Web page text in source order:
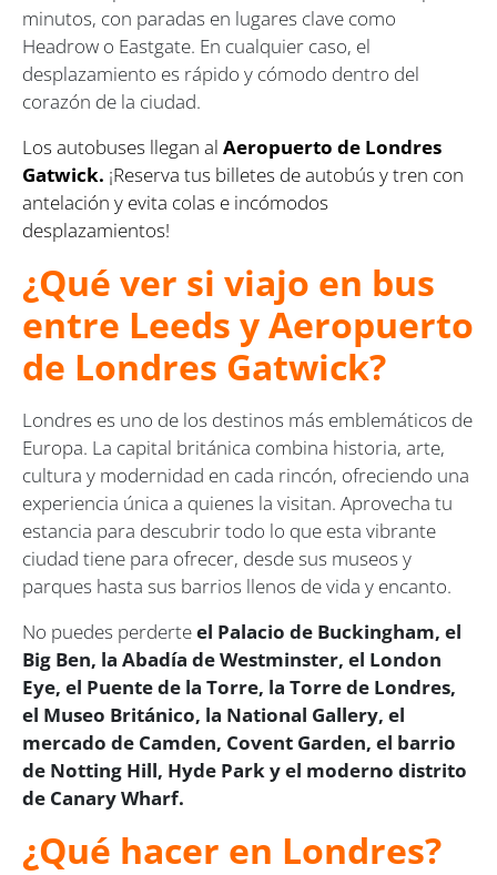
minutos, con paradas en lugares clave como
Headrow o Eastgate. En cualquier caso, el
desplazamiento es rápido y cómodo dentro del
corazón de la ciudad.
Los autobuses llegan al Aeropuerto de Londres
Gatwick. ¡Reserva tus billetes de autobús y tren con
antelación y evita colas e incómodos
desplazamientos!
¿Qué ver si viajo en bus
entre Leeds y Aeropuerto
de Londres Gatwick?
Londres es uno de los destinos más emblemáticos de
Europa. La capital británica combina historia, arte,
cultura y modernidad en cada rincón, ofreciendo una
experiencia única a quienes la visitan. Aprovecha tu
estancia para descubrir todo lo que esta vibrante
ciudad tiene para ofrecer, desde sus museos y
parques hasta sus barrios llenos de vida y encanto.
No puedes perderteel Palacio de Buckingham, el
Big Ben, la Abadía de Westminster, el London
Eye, el Puente de la Torre, la Torre de Londres,
el Museo Británico, la National Gallery, el
mercado de Camden, Covent Garden, el barrio
de Notting Hill, Hyde Park y el moderno distrito
de Canary Wharf.
¿Qué hacer en Londres?